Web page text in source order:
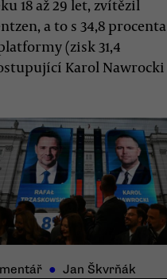
18 až 29 let, zvítězil
a to s 34,8 procenta
(zisk 31,4
Karol Nawrocki
● Jan Škvrňák